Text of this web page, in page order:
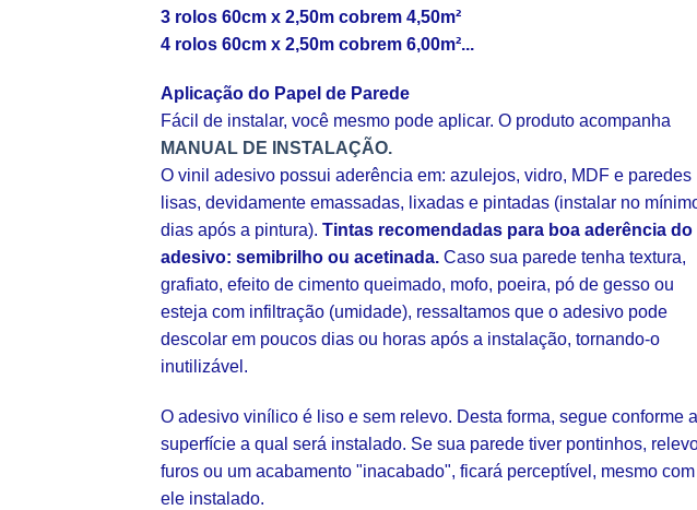
3 rolos 60cm x 2,50m cobrem 4,50m²
4 rolos 60cm x 2,50m cobrem 6,00m²...
Aplicação do Papel de Parede
Fácil de instalar, você mesmo pode aplicar. O produto acompanha
MANUAL DE INSTALAÇÃO.
O vinil adesivo possui aderência em: azulejos, vidro, MDF e paredes
lisas, devidamente emassadas, lixadas e pintadas (instalar no
dias após a pintura). Tintas recomendadas para boa aderência do
adesivo: semibrilho ou acetinada. Caso sua parede tenha textura,
grafiato, efeito de cimento queimado, mofo, poeira, pó de gesso ou
esteja com infiltração (umidade), ressaltamos que o adesivo pode
descolar em poucos dias ou horas após a instalação, tornando-o
inutilizável.
O adesivo vinílico é liso e sem relevo. Desta forma, segue conforme a
superfície a qual será instalado. Se sua parede tiver pontinhos,
furos ou um acabamento "inacabado", ficará perceptível, mesmo com
ele instalado.